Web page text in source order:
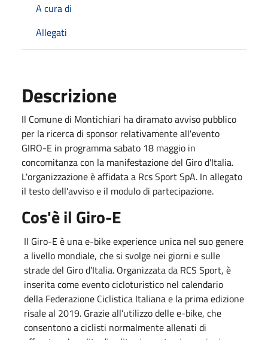
A cura di
Allegati
Descrizione
Il Comune di Montichiari ha diramato avviso pubblico
per la ricerca di sponsor relativamente all'evento
GIRO-E in programma sabato 18 maggio in
concomitanza con la manifestazione del Giro d'Italia.
L'organizzazione è affidata a Rcs Sport SpA. In allegato
il testo dell'avviso e il modulo di partecipazione.
Cos'è il Giro-E
Il Giro-E è una e-bike experience unica nel suo genere
a livello mondiale, che si svolge nei giorni e sulle
strade del Giro d’Italia. Organizzata da RCS Sport, è
inserita come evento cicloturistico nel calendario
della Federazione Ciclistica Italiana e la prima edizione
risale al 2019. Grazie all’utilizzo delle e-bike, che
consentono a ciclisti normalmente allenati di